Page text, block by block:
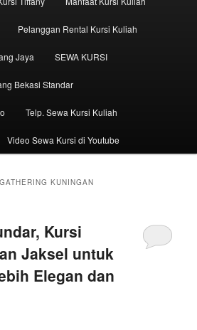
Pelanggan Rental Kursi Kuliah
Jaya SEWA KURSI
Bekasi Standar
Telp. Sewa Kursi Kuliah
Video Sewa Kursi di Youtube
KUNINGAN
Kursi
Jaksel untuk
Elegan dan